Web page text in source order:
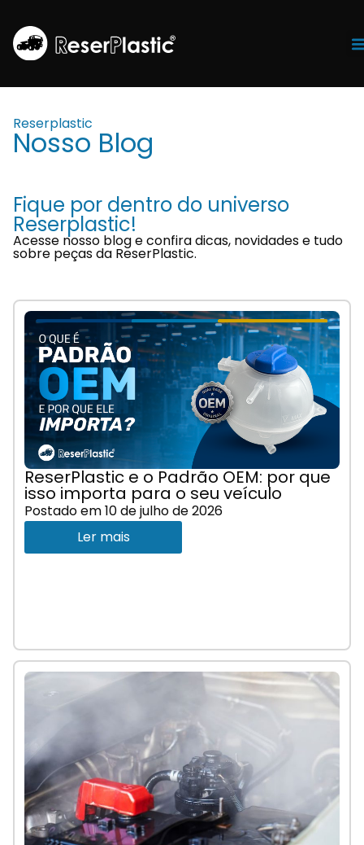
Reserplastic
Nosso Blog
Fique por dentro do universo
Reserplastic!
Acesse nosso blog e confira dicas, novidades e tudo
sobre peças da ReserPlastic.
ReserPlastic e o Padrão OEM: por que
isso importa para o seu veículo
Postado em10 de julho de 2026
Ler mais